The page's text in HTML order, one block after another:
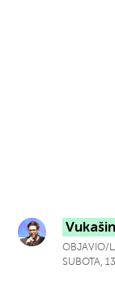
OBJAVIO/
SUBOTA,